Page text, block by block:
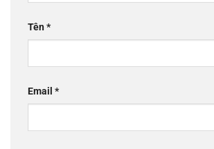
Tên*
Email *